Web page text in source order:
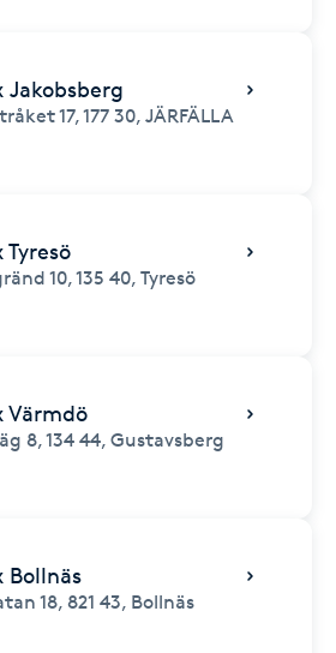
Jakobsberg
17,177 30, JÄRFÄLLA
Tyresö
10,135 40, Tyresö
Värmdö
8,134 44, Gustavsberg
Bollnäs
18, 821 43, Bollnäs